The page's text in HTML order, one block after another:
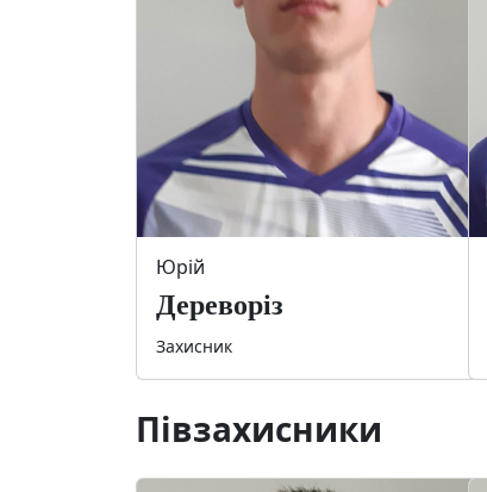
Юрій
Дереворіз
Захисник
Півзахисники